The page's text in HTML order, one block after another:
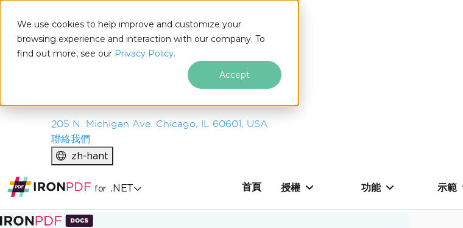
We use cookies to help improve and customize your
browsing experience and interaction with our company. To
find out more, see our Privacy Policy.
Accept
IRONSOFTWARE
產品
企業
205 N. Michigan Ave. Chicago, IL 60601, USA
聯絡我們
zh-hant
for .NET 首頁 授權 功能 示範
跳至頁尾內容